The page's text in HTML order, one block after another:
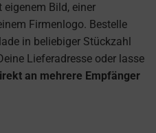
Bild, einer
Firmenlogo. Bestelle
in beliebiger Stückzahl
Lieferadresse oder lasse
an mehrere Empfänger